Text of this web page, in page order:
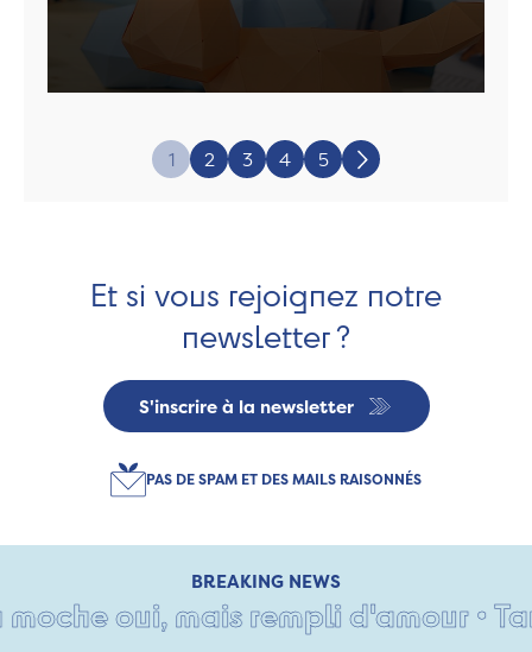
1 2 3 4 5 Suivant
Et si vous rejoignez notre
newsletter ?
S'inscrire à la newsletter
PAS DE SPAM ET DES MAILS RAISONNÉS
BREAKING NEWS
oui, mais rempli d'amour • Tant